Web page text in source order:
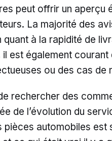
peut offrir un aperçu
La majorité des
à la rapidité de
il est également
ou des cas de
rechercher des
de l’évolution du
pièces automobiles est